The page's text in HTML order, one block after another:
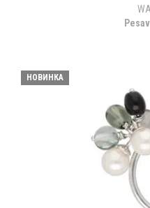
НОВИНКА